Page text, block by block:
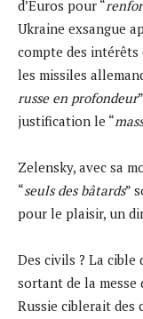
d’Euros pour “
Ukraine exsangue
compte des
les missiles
russe en profondeur
justification le “
Zelensky, avec sa
“seuls des bâtards”
pour le plaisir, un
Des civils ? La cible
sortant de la messe
Russie ciblerait des